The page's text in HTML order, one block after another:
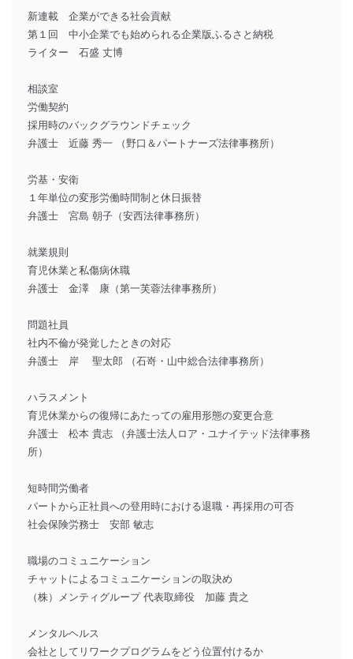
新連載 企業ができる社会貢献
第１回 中小企業でも始められる企業版ふるさと納税
ライター 石盛 丈博
相談室
労働契約
採用時のバックグラウンドチェック
弁護士 近藤 秀一 （野口＆パートナーズ法律事務所）
労基・安衛
１年単位の変形労働時間制と休日振替
弁護士 宮島 朝子（安西法律事務所）
就業規則
育児休業と私傷病休職
弁護士 金澤 康（第一芙蓉法律事務所）
問題社員
社内不倫が発覚したときの対応
弁護士 岸 聖太郎 （石嵜・山中総合法律事務所）
ハラスメント
育児休業からの復帰にあたっての雇用形態の変更合意
弁護士 松本 貴志 （弁護士法人ロア・ユナイテッド法律事務
所）
短時間労働者
パートから正社員への登用時における退職・再採用の可否
社会保険労務士 安部 敏志
職場のコミュニケーション
チャットによるコミュニケーションの取決め
（株）メンティグループ 代表取締役 加藤 貴之
メンタルヘルス
会社としてリワークプログラムをどう位置付けるか